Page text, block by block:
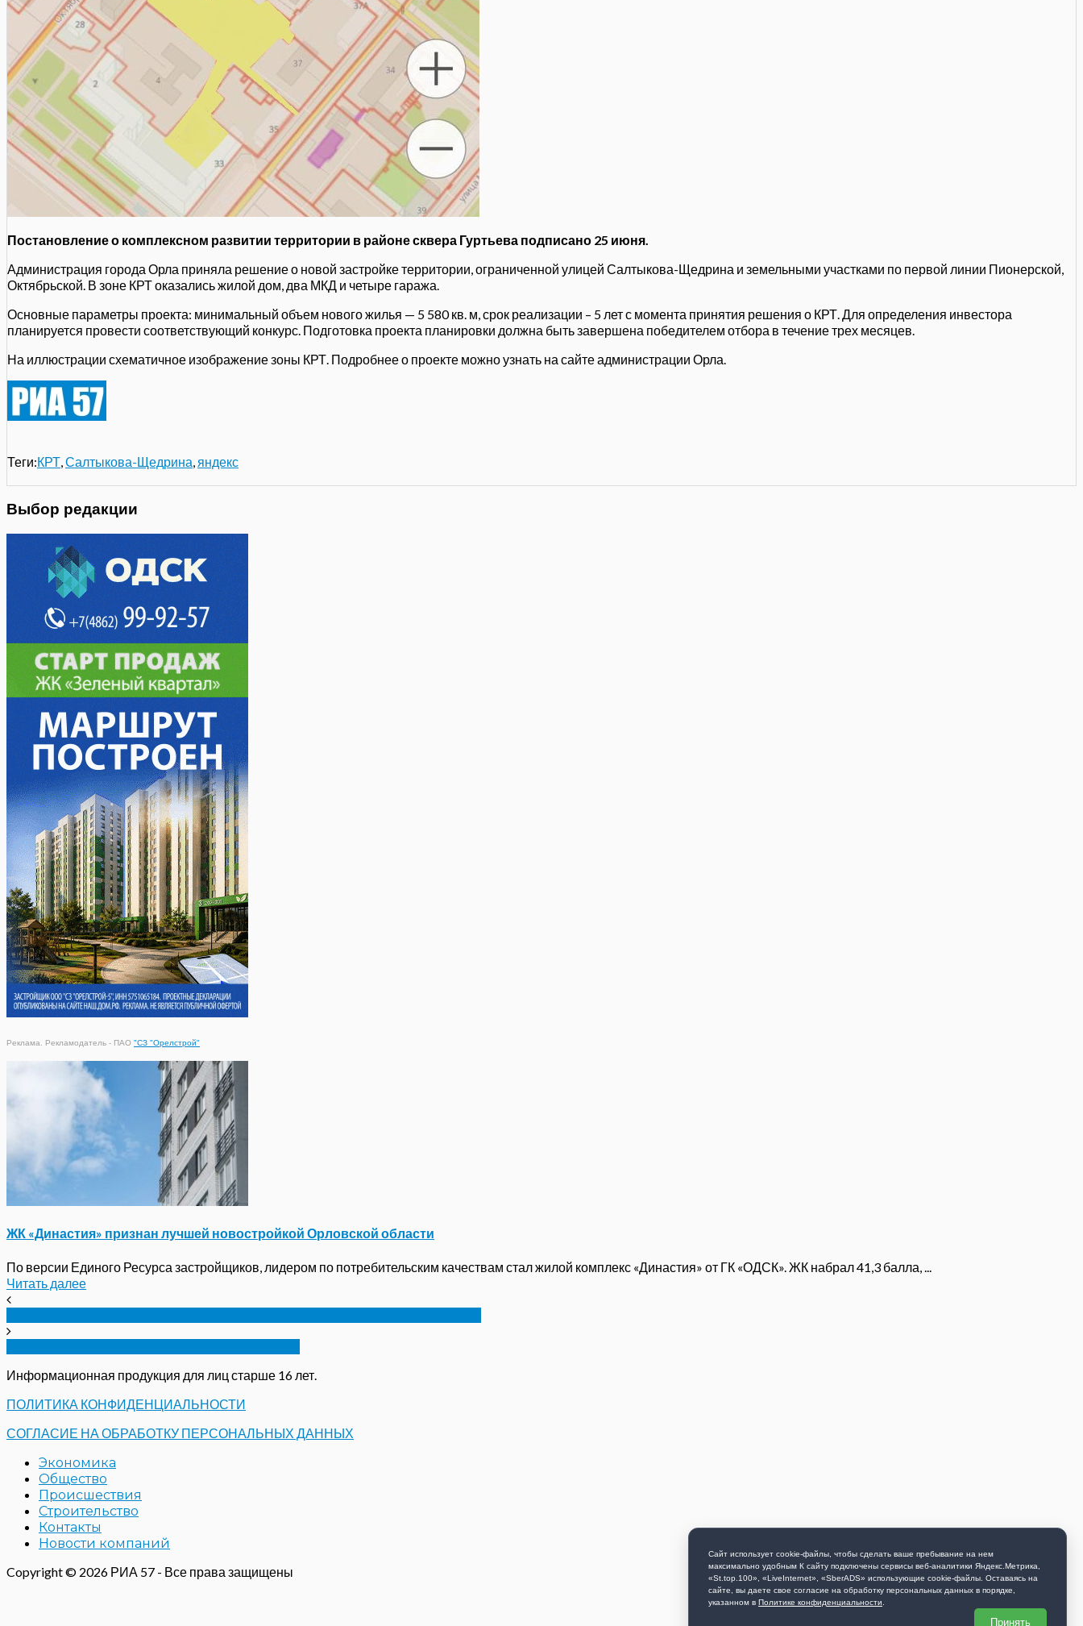
Постановление о комплексном развитии территории в районе сквера Гуртьева подписано 25 июня.
Администрация города Орла приняла решение о новой застройке территории, ограниченной улицей Салтыкова-Щедрина и земельными участками по первой линии Пионерской,
Октябрьской. В зоне КРТ оказались жилой дом, два МКД и четыре гаража.
Основные параметры проекта: минимальный объем нового жилья — 5 580 кв. м, срок реализации – 5 лет с момента принятия решения о КРТ. Для определения инвестора
планируется провести соответствующий конкурс. Подготовка проекта планировки должна быть завершена победителем отбора в течение трех месяцев.
На иллюстрации схематичное изображение зоны КРТ. Подробнее о проекте можно узнать на сайте администрации Орла.
Теги:КРТ Салтыкова-Щедрина яндекс
Выбор редакции
Реклама. Рекламодатель - ПАО "СЗ "Орелстрой"
ЖК «Династия» признан лучшей новостройкой Орловской области
По версии Единого Ресурса застройщиков, лидером по потребительским качествам стал жилой комплекс «Династия» от ГК «ОДСК». ЖК набрал 41,3 балла, ...
Читать далее
Информационная продукция для лиц старше 16 лет.
ПОЛИТИКА КОНФИДЕНЦИАЛЬНОСТИ
СОГЛАСИЕ НА ОБРАБОТКУ ПЕРСОНАЛЬНЫХ ДАННЫХ
Экономика
Общество
Происшествия
Строительство
Контакты
Новости компаний
Copyright © 2026 РИА 57 - Все права защищены
Сайт использует cookie-файлы, чтобы сделать ваше пребывание на нем
максимально удобным К cайту подключены сервисы веб-аналитики Яндекс.Метрика,
«St.top.100», «LiveInternet», «SberADS» использующиe cookie-файлы. Оставаясь на
сайте, вы даете свое согласие на обработку персональных данных в порядке,
указанном в Политике конфиденциальности
Принять